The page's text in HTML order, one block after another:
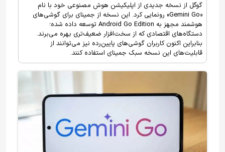
گوگل از نسخه جدیدی از اپلیکیشن هوش مصنوعی خود با نام
«Gemini Go» رونمایی کرد. این نسخه از جمینای برای گوشی‌های
هوشمند مجهز به Android Go Edition توسعه داده شده؛
دستگاه‌های اقتصادی که از سخت‌افزار ضعیف‌تری بهره می‌برند.
بنابراین اکنون کاربران گوشی‌های پایین‌رده نیز می‌توانند از
قابلیت‌های این نسخه سبک جمینای استفاده کنند.